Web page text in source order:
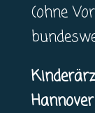
(ohne